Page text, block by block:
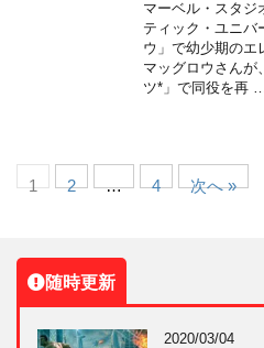
マーベル・スタジ
ティック・ユニバ
ウ」で幼少期のエ
マッグロウさんが
ツ*」で同役を再 …
1 2 … 4 次へ »
随時更新
2020/03/04